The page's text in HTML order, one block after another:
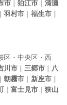
市 ｜ 狛江市 ｜ 清瀬
羽村市 ｜ 福生市 ｜
区・中央区・西
川市 ｜ 三郷市 ｜ 八
｜ 朝霧市 ｜ 新座市 ｜
｜ 富士見市 ｜ 狭山